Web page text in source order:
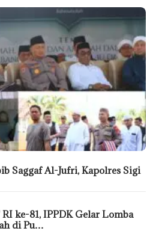
Saggaf Al-Jufri, Kapolres Sigi
ke-81, IPPDK Gelar Lomba
di Pu…